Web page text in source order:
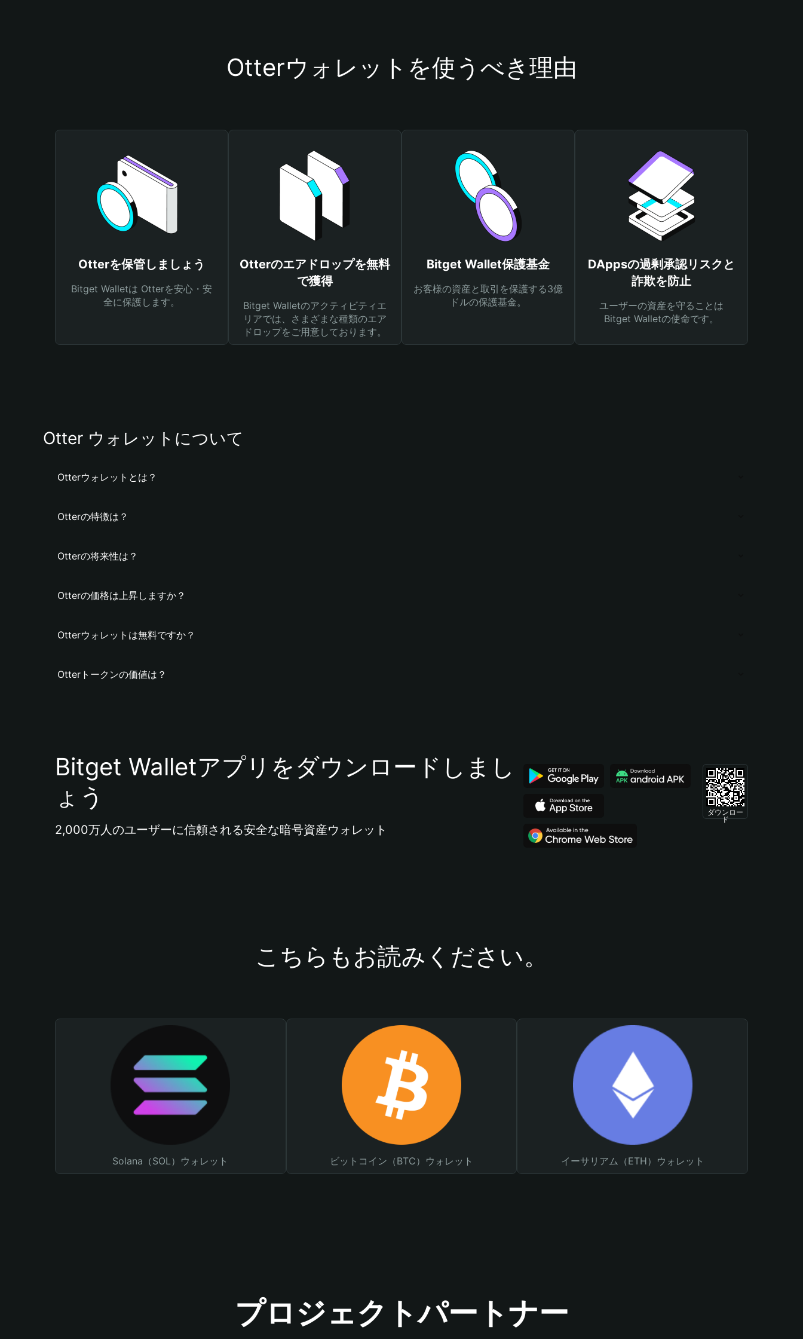
Otterウォレットを使うべき理由
Otterを保管しましょう
Bitget Walletは Otterを安心・安
全に保護します。
Otterのエアドロップを無料
で獲得
Bitget Walletのアクティビティエ
リアでは、さまざまな種類のエア
ドロップをご用意しております。
Bitget Wallet保護基金
お客様の資産と取引を保護する3億
ドルの保護基金。
DAppsの過剰承認リスクと
詐欺を防止
ユーザーの資産を守ることは
Bitget Walletの使命です。
Otter ウォレットについて
Otterウォレットとは？
Otterの特徴は？
Otterの将来性は？
Otterの価格は上昇しますか？
Otterウォレットは無料ですか？
Otterトークンの価値は？
Bitget Walletアプリをダウンロードしまし
ょう
2,000万人のユーザーに信頼される安全な暗号資産ウォレット
ダウンロー
ド
こちらもお読みください。
Solana（SOL）ウォレット ビットコイン（BTC）ウォレット イーサリアム（ETH）ウォレット
プロジェクトパートナー